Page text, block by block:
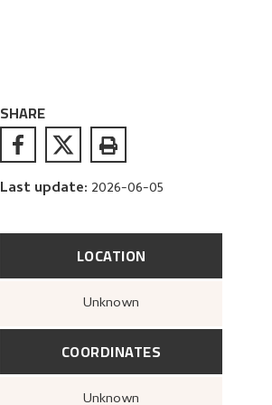
SHARE
Last update: 2026-06-05
LOCATION
Unknown
COORDINATES
Unknown